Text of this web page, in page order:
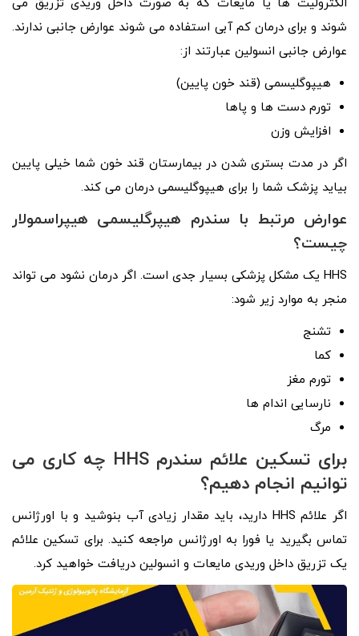
شوند و برای درمان کم آبی استفاده می شوند عوارض جانبی ندارند.
عوارض جانبی انسولین عبارتند از:
هیپوگلیسمی (قند خون پایین)
تورم دست ها و پاها
افزایش وزن
اگر در مدت بستری شدن در بیمارستان قند خون شما خیلی پایین
بیاید پزشک شما را برای هیپوگلیسمی درمان می کند.
عوارض مرتبط با سندرم هیپرگلیسمی هیپراسمولار
چیست؟
HHS یک مشکل پزشکی بسیار جدی است. اگر درمان نشود می تواند
منجر به موارد زیر شود:
تشنج
کما
تورم مغز
نارسایی اندام ها
مرگ
برای تسکین علائم سندرم HHS چه کاری می
توانیم انجام دهیم؟
اگر علائم HHS دارید، باید مقدار زیادی آب بنوشید و با اورژانس
تماس بگیرید یا فورا به اورژانس مراجعه کنید. برای تسکین علائم
یک تزریق داخل وریدی مایعات و انسولین دریافت خواهید کرد.